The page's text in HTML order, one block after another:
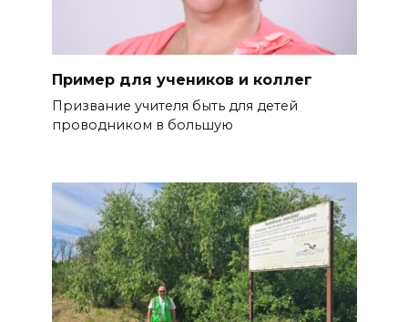
Пример для учеников и коллег
Призвание учителя быть для де­тей
проводником в большую